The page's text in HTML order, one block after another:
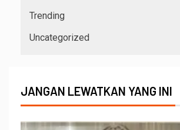
Trending
Uncategorized
JANGAN LEWATKAN YANG INI